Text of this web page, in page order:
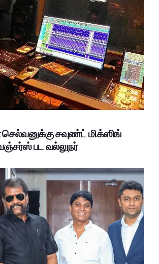
சவுண்ட் மிக்ஸிங்
பட வல்லுநர்